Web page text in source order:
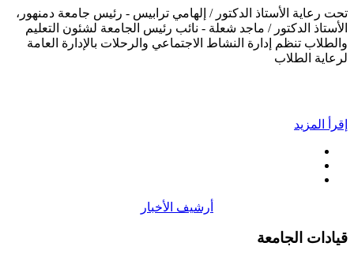
تحت رعاية الأستاذ الدكتور / إلهامي ترابيس - رئيس جامعة دمنهور،
الأستاذ الدكتور / ماجد شعلة - نائب رئيس الجامعة لشئون التعليم
والطلاب تنظم إدارة النشاط الاجتماعي والرحلات بالإدارة العامة
لرعاية الطلاب
إقرأ المزيد
أرشيف الأخبار
قيادات الجامعة